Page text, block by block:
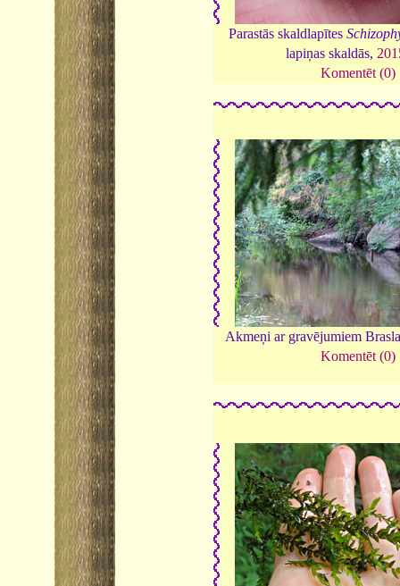
Parastās skaldlapītes
lapiņas skaldās,
Komentēt (0)
Akmeņi ar gravējumiem
Komentēt (0)